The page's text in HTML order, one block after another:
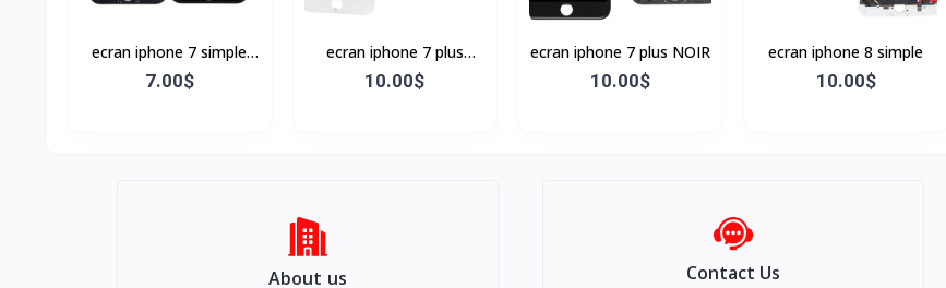
ecran iphone 7 simple
Noir
7.00$
ecran iphone 7 plus
BLANC
10.00$
ecran iphone 7 plus NOIR
10.00$
ecran iphone 8 simple
10.00$
About us Contact Us